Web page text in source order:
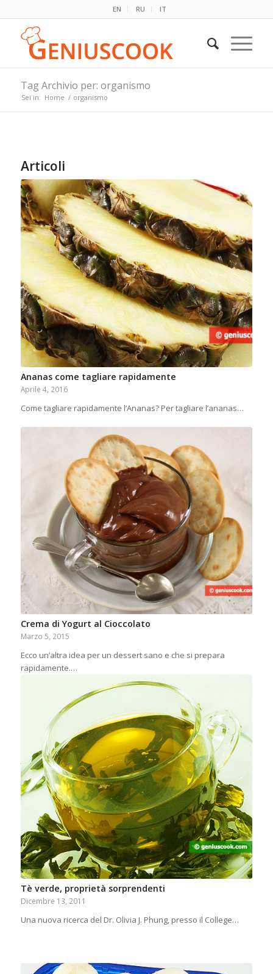
EN RU IT
Tag Archivio per: organismo
Sei in: Home / organismo
Articoli
Ananas come tagliare rapidamente
Aprile 4, 2016
Come tagliare rapidamente l’Ananas? Per tagliare l’ananas…
Crema di Yogurt al Cioccolato
Marzo 5, 2015
Ecco un’altra idea per un dessert sano e che si prepara
rapidamente.…
Tè verde, proprietà sorprendenti
Dicembre 13, 2011
Una nuova ricerca del Dr. Olivia J. Phung, presso il College…